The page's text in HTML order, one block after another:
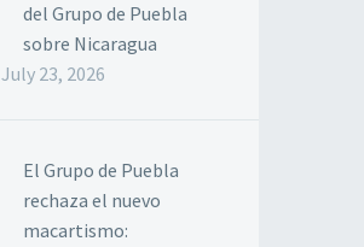
del Grupo de Puebla
sobre Nicaragua
July 23, 2026
El Grupo de Puebla
rechaza el nuevo
macartismo: